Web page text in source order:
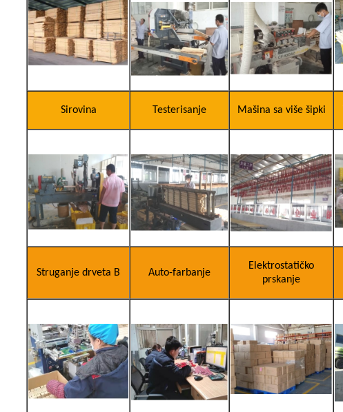
Sirovina Testerisanje Mašina sa više šipki
Struganje drveta B Auto-farbanje
Elektrostatičko
prskanje